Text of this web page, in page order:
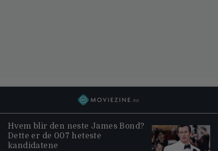
Hvem blir den neste James Bond?
Dette er de 007 heteste
kandidatene